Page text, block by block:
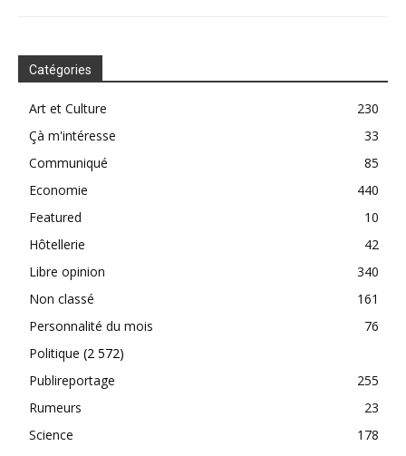
Catégories
Art et Culture
230
Çà m'intéresse
33
Communiqué
85
Economie
440
Featured
10
Hôtellerie
42
Libre opinion
340
Non classé
161
Personnalité du mois
76
Politique (2 572)
Publireportage
255
Rumeurs
23
Science
178